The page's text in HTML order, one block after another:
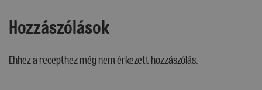
Hozzászólások
Ehhez a recepthez még nem érkezett hozzászólás.